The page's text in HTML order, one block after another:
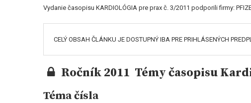
Vydanie časopisu KARDIOLÓGIA pre prax č. 3/2011 podporili firmy:
CELÝ OBSAH ČLÁNKU JE DOSTUPNÝ IBA PRE PRIHLÁSENÝCH
Ročník 2011 Témy časopisu
Téma čísla